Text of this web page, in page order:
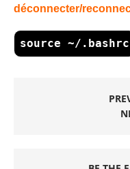
déconnecter/
source ~/.bashrc